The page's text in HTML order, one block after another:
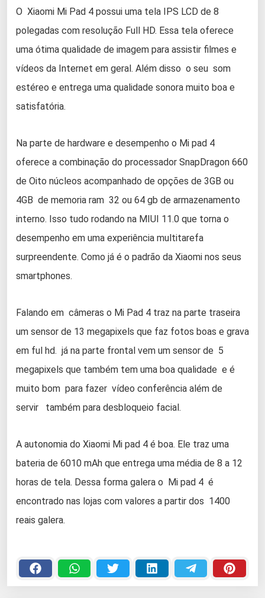
O Xiaomi Mi Pad 4 possui uma tela IPS LCD de 8
polegadas com resolução Full HD. Essa tela oferece
uma ótima qualidade de imagem para assistir filmes e
vídeos da Internet em geral. Além disso o seu som
estéreo e entrega uma qualidade sonora muito boa e
satisfatória.
Na parte de hardware e desempenho o Mi pad 4
oferece a combinação do processador SnapDragon 660
de Oito núcleos acompanhado de opções de 3GB ou
4GB de memoria ram 32 ou 64 gb de armazenamento
interno. Isso tudo rodando na MIUI 11.0 que torna o
desempenho em uma experiência multitarefa
surpreendente. Como já é o padrão da Xiaomi nos seus
smartphones.
Falando em câmeras o Mi Pad 4 traz na parte traseira
um sensor de 13 megapixels que faz fotos boas e grava
em ful hd. já na parte frontal vem um sensor de 5
megapixels que também tem uma boa qualidade e é
muito bom para fazer vídeo conferência além de
servir também para desbloqueio facial.
A autonomia do Xiaomi Mi pad 4 é boa. Ele traz uma
bateria de 6010 mAh que entrega uma média de 8 a 12
horas de tela. Dessa forma galera o Mi pad 4 é
encontrado nas lojas com valores a partir dos 1400
reais galera.